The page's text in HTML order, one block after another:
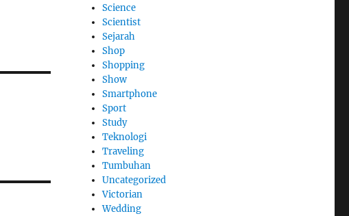
Science
Scientist
Sejarah
Shop
Shopping
Show
Smartphone
Sport
Study
Teknologi
Traveling
Tumbuhan
Uncategorized
Victorian
Wedding